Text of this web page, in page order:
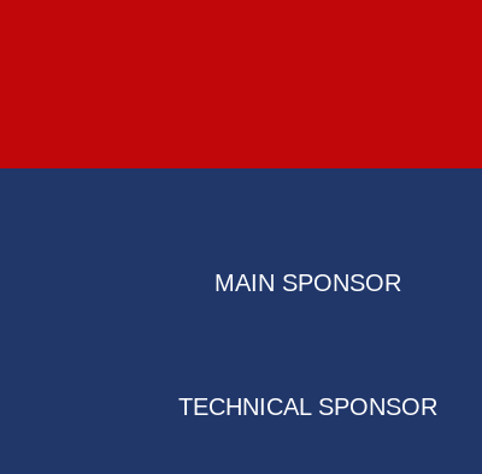
MAIN SPONSOR
TECHNICAL SPONSOR